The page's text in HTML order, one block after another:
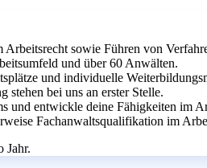
sowie Führen von
und über 60 Anwälten.
und individuelle
stehen bei uns an erster Stelle.
und entwickle deine Fähigkeiten im
Fachanwaltsqualifikation im
Jahr.